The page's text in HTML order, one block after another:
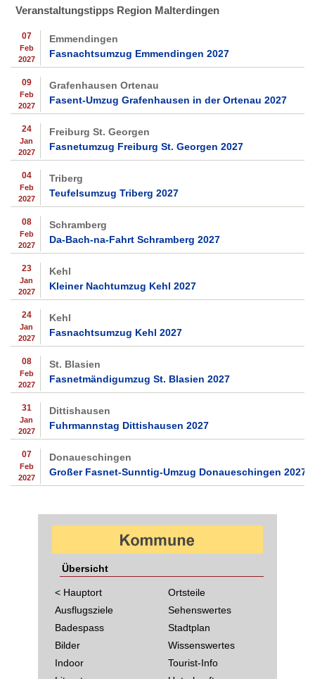
Veranstaltungstipps Region Malterdingen
07
Feb
2027
Emmendingen
Fasnachtsumzug Emmendingen 2027
09
Feb
2027
Grafenhausen Ortenau
Fasent-Umzug Grafenhausen in der Ortenau 2027
24
Jan
2027
Freiburg St. Georgen
Fasnetumzug Freiburg St. Georgen 2027
04
Feb
2027
Triberg
Teufelsumzug Triberg 2027
08
Feb
2027
Schramberg
Da-Bach-na-Fahrt Schramberg 2027
23
Jan
2027
Kehl
Kleiner Nachtumzug Kehl 2027
24
Jan
2027
Kehl
Fasnachtsumzug Kehl 2027
08
Feb
2027
St. Blasien
Fasnetmändigumzug St. Blasien 2027
31
Jan
2027
Dittishausen
Fuhrmannstag Dittishausen 2027
07
Feb
2027
Donaueschingen
Großer Fasnet-Sunntig-Umzug Donaueschingen 2027
Übersicht
< Hauptort
Ausflugsziele
Badespass
Bilder
Indoor
Ortsteile
Sehenswertes
Stadtplan
Wissenswertes
Tourist-Info